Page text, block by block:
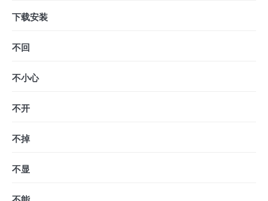
下载安装
不回
不小心
不开
不掉
不显